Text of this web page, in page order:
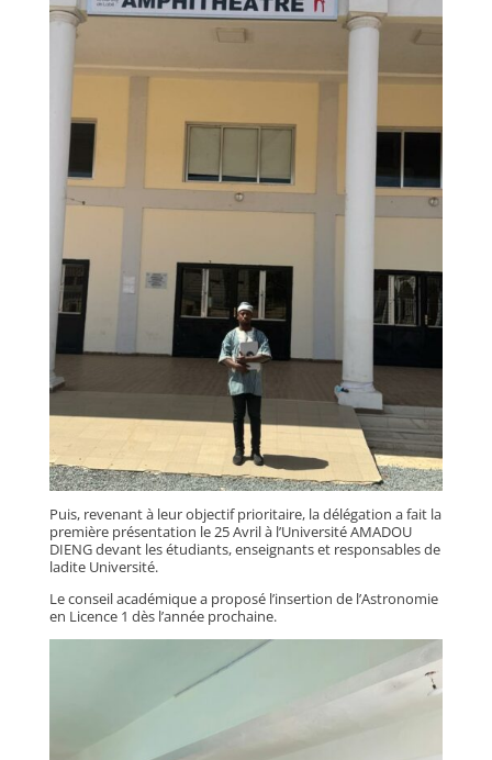
Puis, revenant à leur objectif prioritaire, la délégation a fait la
première présentation le 25 Avril à l’Université AMADOU
DIENG devant les étudiants, enseignants et responsables de
ladite Université.
Le conseil académique a proposé l’insertion de l’Astronomie
en Licence 1 dès l’année prochaine.